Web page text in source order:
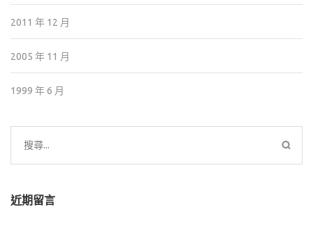
2011 年 12 月
2005 年 11 月
1999 年 6 月
搜
鍵
近期留言